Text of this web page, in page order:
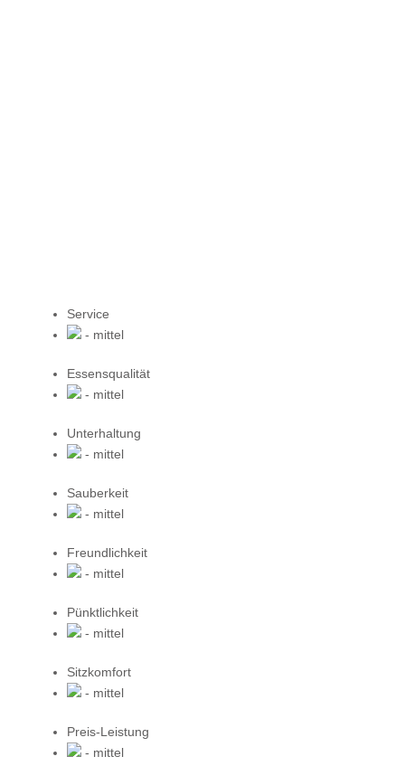
Service
- mittel
Essensqualität
- mittel
Unterhaltung
- mittel
Sauberkeit
- mittel
Freundlichkeit
- mittel
Pünktlichkeit
- mittel
Sitzkomfort
- mittel
Preis-Leistung
- mittel